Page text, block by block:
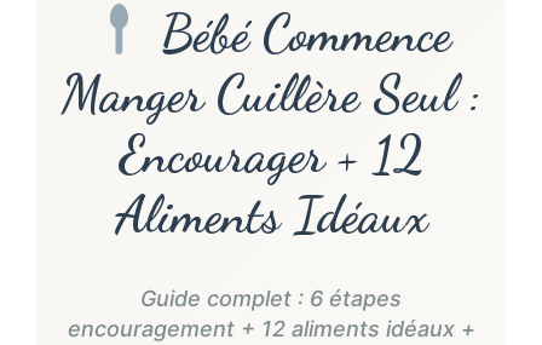
Bébé Commence
Manger Cuillère Seul :
Encourager + 12
Aliments Idéaux
Guide complet : 6 étapes
encouragement + 12 aliments idéaux +